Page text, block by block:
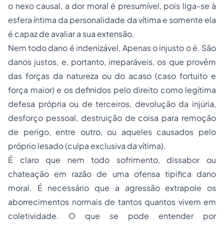
o nexo causal, a dor moral é presumível, pois liga-se à
esfera íntima da personalidade da vítima e somente ela
é capaz de avaliar a sua extensão.
Nem todo dano é indenizável. Apenas o injusto o é. São
danos justos, e, portanto, irreparáveis, os que provêm
das forças da natureza ou do acaso (caso fortuito e
força maior) e os definidos pelo direito como legítima
defesa própria ou de terceiros, devolução da injúria,
desforço pessoal, destruição de coisa para remoção
de perigo, entre outro, ou aqueles causados pelo
próprio lesado (culpa exclusiva da vítima).
É claro que nem todo sofrimento, dissabor ou
chateação em razão de uma ofensa tipifica dano
moral. É necessário que a agressão extrapole os
aborrecimentos normais de tantos quantos vivem em
coletividade. O que se pode entender por